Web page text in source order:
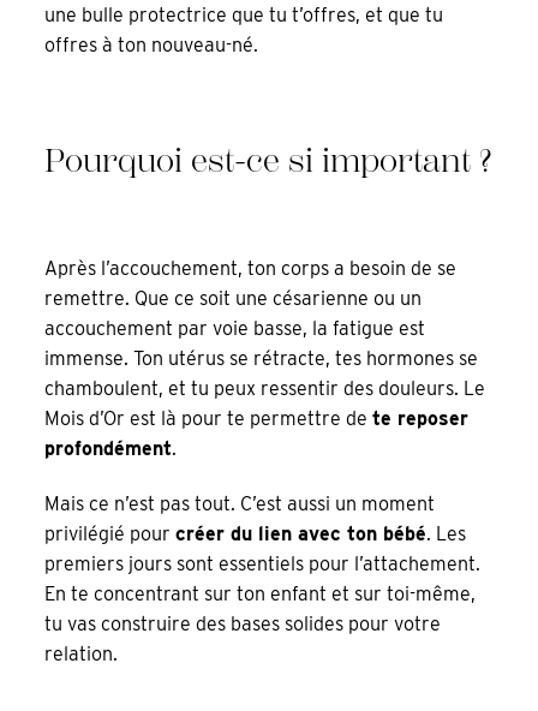
une bulle protectrice que tu t’offres, et que tu
offres à ton nouveau-né.
Pourquoi est-ce si important ?
Après l’accouchement, ton corps a besoin de se
remettre. Que ce soit une césarienne ou un
accouchement par voie basse, la fatigue est
immense. Ton utérus se rétracte, tes hormones se
chamboulent, et tu peux ressentir des douleurs. Le
Mois d’Or est là pour te permettre dete reposer
profondément.
Mais ce n’est pas tout. C’est aussi un moment
privilégié pourcréer du lien avec ton bébé. Les
premiers jours sont essentiels pour l’attachement.
En te concentrant sur ton enfant et sur toi-même,
tu vas construire des bases solides pour votre
relation.